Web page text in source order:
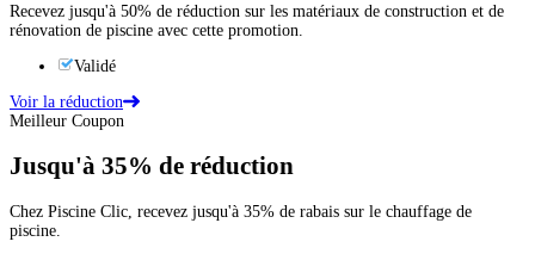
Recevez jusqu'à 50% de réduction sur les matériaux de construction et de
rénovation de piscine avec cette promotion.
Validé
Voir la réduction
Meilleur Coupon
Jusqu'à 35% de réduction
Chez Piscine Clic, recevez jusqu'à 35% de rabais sur le chauffage de
piscine.